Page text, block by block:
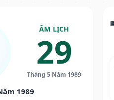
ÂM LỊCH
29
Tháng 5 Năm 1989
1989